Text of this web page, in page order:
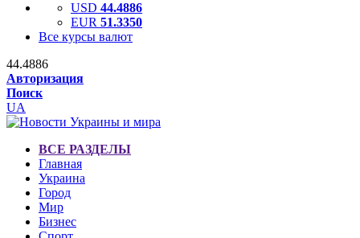
USD 44.4886
EUR 51.3350
Все курсы валют
44.4886
Авторизация
Поиск
UA
ВСЕ РАЗДЕЛЫ
Главная
Украина
Город
Мир
Бизнес